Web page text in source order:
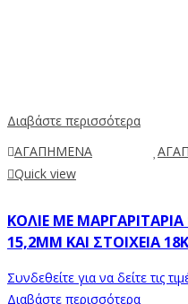
Διαβάστε περισσότερα
ΑΓΑΠΗΜΕΝΑ
Quick view
ΚΟΛΙΈ ΜΕ ΜΑΡΓΑΡΙΤΆΡΙΑ
15,2MM ΚΑΙ ΣΤΟΙΧΕΊΑ
Συνδεθείτε για να δείτε τις
Διαβάστε περισσότερα